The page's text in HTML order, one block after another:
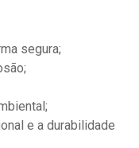
segura;
e a durabilidade